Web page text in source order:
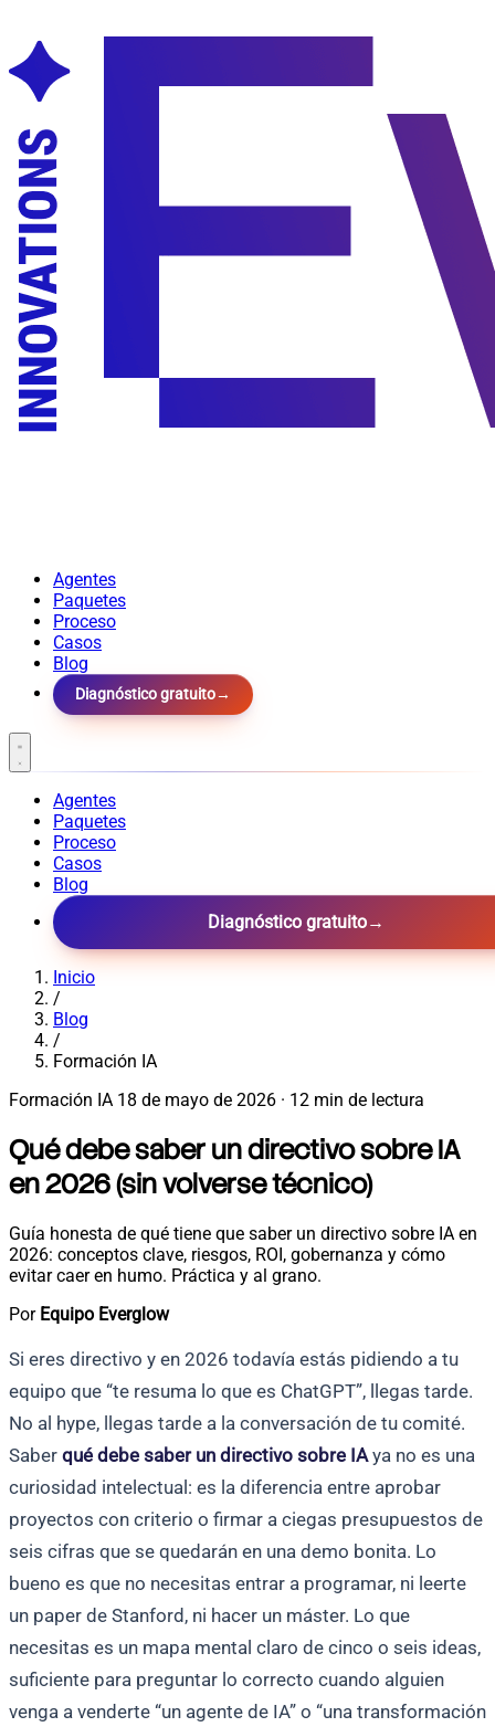
Agentes
Paquetes
Proceso
Casos
Blog
Diagnóstico gratuito→
Agentes
Paquetes
Proceso
Casos
Blog
Diagnóstico gratuito→
Inicio
/
Blog
/
Formación IA
Formación IA 18 de mayo de 2026 · 12 min de lectura
Qué debe saber un directivo sobre IA
en 2026 (sin volverse técnico)
Guía honesta de qué tiene que saber un directivo sobre IA en
2026: conceptos clave, riesgos, ROI, gobernanza y cómo
evitar caer en humo. Práctica y al grano.
Por Equipo Everglow
Si eres directivo y en 2026 todavía estás pidiendo a tu
equipo que “te resuma lo que es ChatGPT”, llegas tarde.
No al hype, llegas tarde a la conversación de tu comité.
Saber qué debe saber un directivo sobre IAya no es una
curiosidad intelectual: es la diferencia entre aprobar
proyectos con criterio o firmar a ciegas presupuestos de
seis cifras que se quedarán en una demo bonita. Lo
bueno es que no necesitas entrar a programar, ni leerte
un paper de Stanford, ni hacer un máster. Lo que
necesitas es un mapa mental claro de cinco o seis ideas,
suficiente para preguntar lo correcto cuando alguien
venga a venderte “un agente de IA” o “una transformación